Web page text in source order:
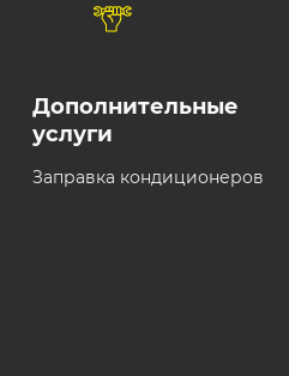
Дополнительные
услуги
Заправка кондиционеров